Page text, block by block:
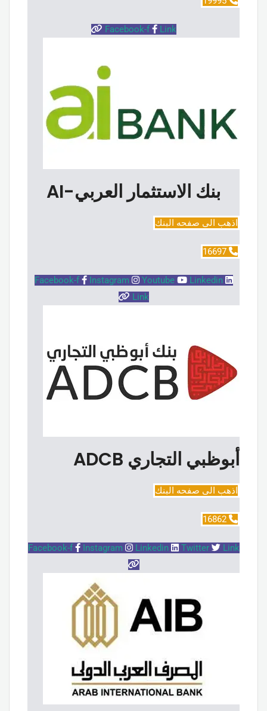
Facebook-f Link
بنك الاستثمار العربي-AI
اذهب الى صفحه البنك
16697
Facebook-f Instagram Youtube
Linkedin
Link
أبوظبي التجاري ADCB
اذهب الى صفحه البنك
16862
Facebook-f Instagram Linkedin Twitter Link